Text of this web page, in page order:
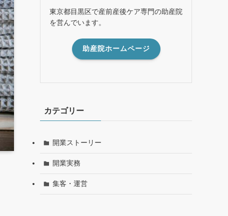
東京都目黒区で産前産後ケア専門の助産院
を営んでいます。
助産院ホームページ
カテゴリー
開業ストーリー
開業実務
集客・運営